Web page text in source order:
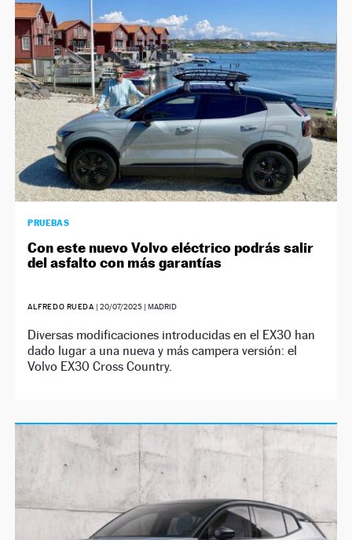
NEWSLETTER
SÍGUENOS
PRUEBAS
Con este nuevo Volvo eléctrico podrás salir
del asfalto con más garantías
ALFREDO RUEDA | 20/07/2025| MADRID
Diversas modificaciones introducidas en el EX30 han
dado lugar a una nueva y más campera versión: el
Volvo EX30 Cross Country.